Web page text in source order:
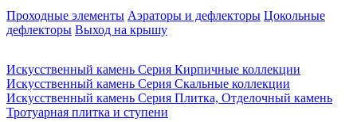
Проходные элементы Аэраторы и дефлекторы Цокольные
дефлекторы Выход на крышу
Искусственный камень Серия Кирпичные коллекции
Искусственный камень Серия Скальные коллекции
Искусственный камень Серия Плитка, Отделочный камень
Тротуарная плитка и ступени